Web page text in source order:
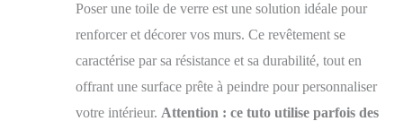
Poser une toile de verre est une solution idéale pour
renforcer et décorer vos murs. Ce revêtement se
caractérise par sa résistance et sa durabilité, tout en
offrant une surface prête à peindre pour personnaliser
votre intérieur. Attention : ce tuto utilise parfois des